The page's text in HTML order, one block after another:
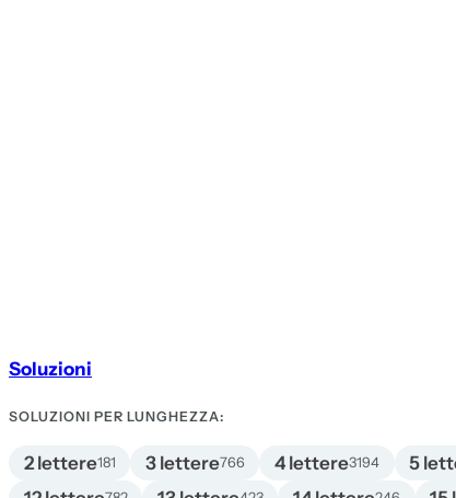
Soluzioni
SOLUZIONI PER LUNGHEZZA:
2 lettere181 3 lettere766 4 lettere3194 5